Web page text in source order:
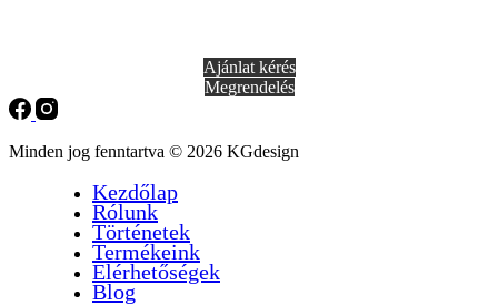
Ajánlat kérés
Megrendelés
Minden jog fenntartva © 2026 KGdesign
Kezdőlap
Rólunk
Történetek
Termékeink
Elérhetőségek
Blog